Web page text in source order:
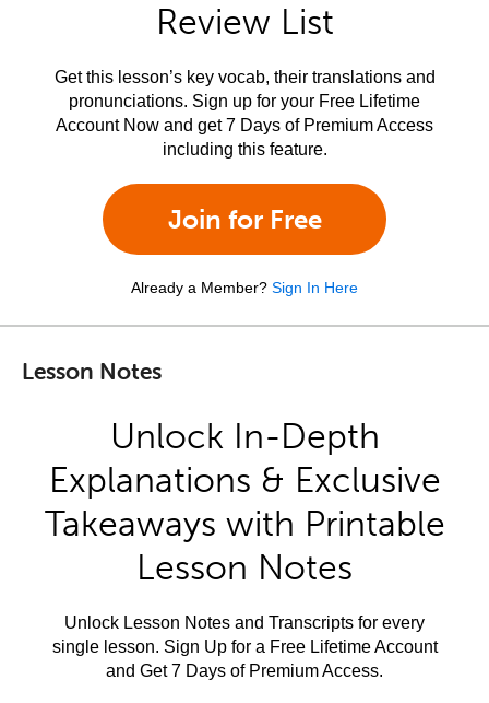
Review List
Get this lesson’s key vocab, their translations and
pronunciations. Sign up for your Free Lifetime
Account Now and get 7 Days of Premium Access
including this feature.
Join for Free
Already a Member? Sign In Here
Lesson Notes
Unlock In-Depth
Explanations & Exclusive
Takeaways with Printable
Lesson Notes
Unlock Lesson Notes and Transcripts for every
single lesson. Sign Up for a Free Lifetime Account
and Get 7 Days of Premium Access.